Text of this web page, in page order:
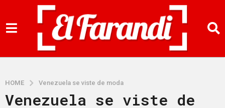
HOME Venezuela se viste de moda
Venezuela se viste de